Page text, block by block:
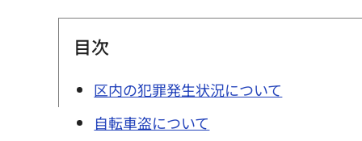
目次
区内の犯罪発生状況について
自転車盗について